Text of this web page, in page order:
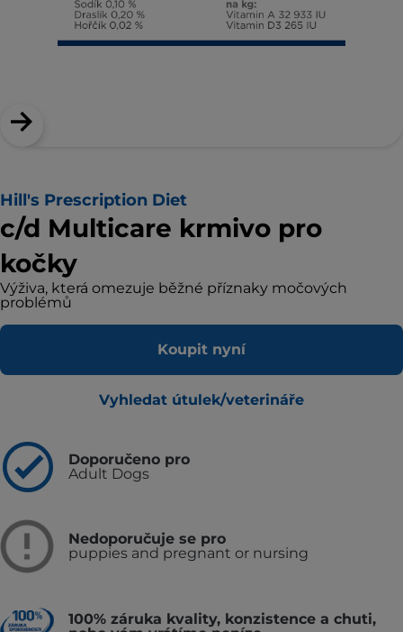
Hill's Prescription Diet
c/d Multicare krmivo pro
kočky
Výživa, která omezuje běžné příznaky močových
problémů
Koupit nyní
Vyhledat útulek/veterináře
Doporučeno pro
Adult Dogs
Nedoporučuje se pro
puppies and pregnant or nursing
100% záruka kvality, konzistence a chuti,